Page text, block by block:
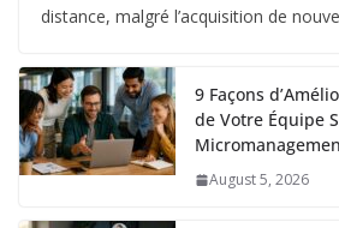
distance, malgré l’acquisition de
9 Façons
de Votre Équipe
August 5, 2026